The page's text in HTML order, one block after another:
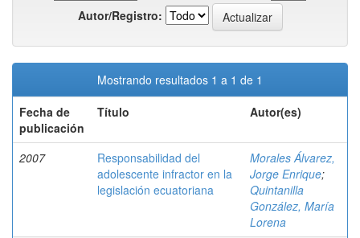
Autor/Registro:
Mostrando resultados 1 a 1 de 1
Fecha de
publicación
Título Autor(es)
2007
Responsabilidad del
adolescente infractor en la
legislación ecuatoriana
Morales Álvarez,
Jorge Enrique;
Quintanilla
González, María
Lorena